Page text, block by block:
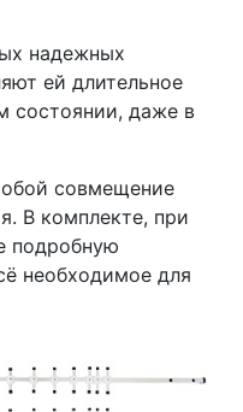
надежных
ей длительное
состоянии, даже в
совмещение
В комплекте, при
подробную
необходимое для